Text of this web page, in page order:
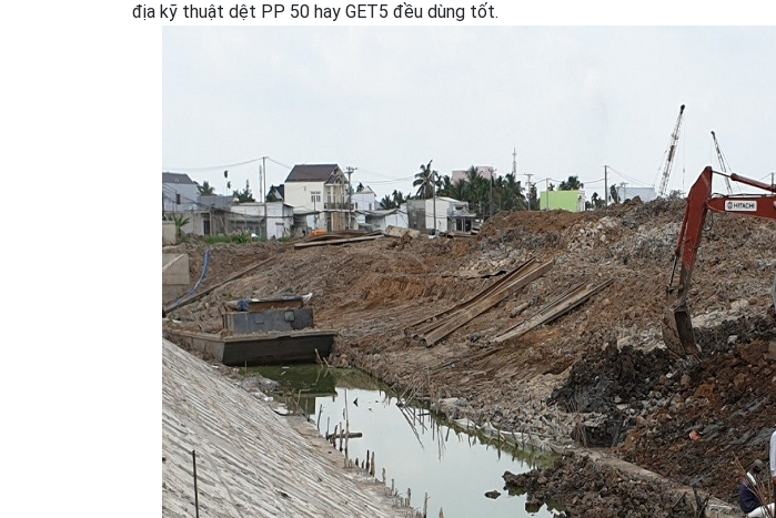
địa kỹ thuật dệt PP 50 hay GET5 đều dùng tốt.